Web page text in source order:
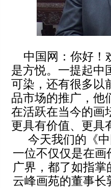
中国网：你好！
是方悦。一提起中
可染，还有很多以
品市场的推广，他
在活跃在当今的画
更具有价值、更具
今天我们的《
一位不仅仅是在
广界，都了如指
云峰画苑的董事